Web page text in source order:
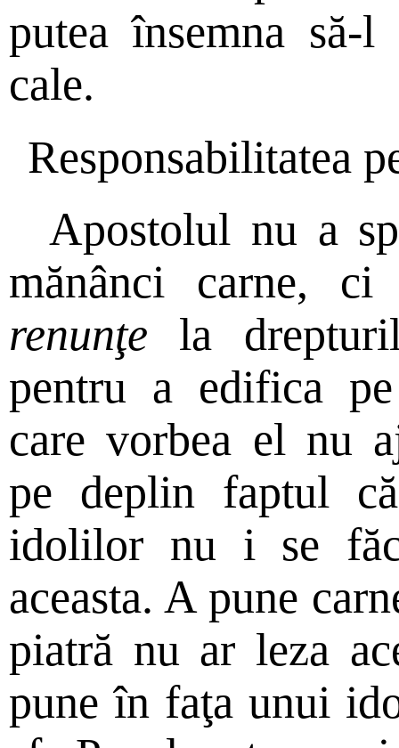
putea însemna să-
cale.
Responsabilitatea
Apostolul nu a
mănânci carne,
renunţe la
pentru a edifica
care vorbea el nu
pe deplin faptul
idolilor nu i se
aceasta. A pune
piatră nu ar leza
pune în faţa unui